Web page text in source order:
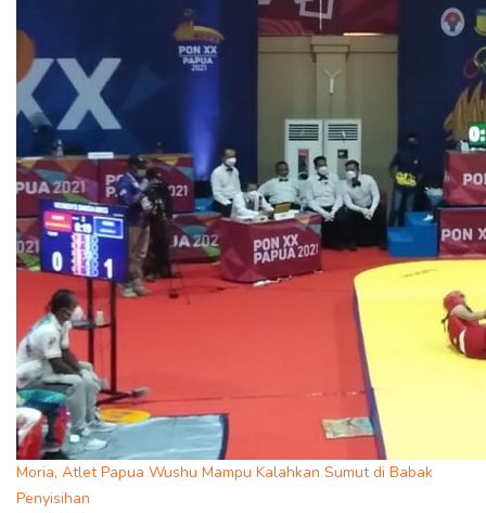
Moria, Atlet Papua Wushu Mampu Kalahkan Sumut di Babak
Penyisihan